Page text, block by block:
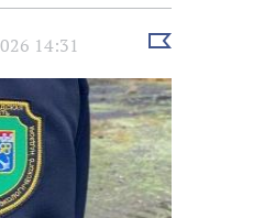
14:31
Выбрать